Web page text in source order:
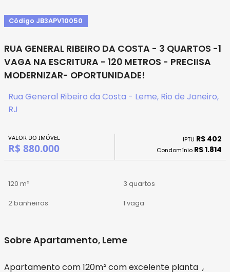
Código JB3APV10050
RUA GENERAL RIBEIRO DA COSTA - 3 QUARTOS -1
VAGA NA ESCRITURA - 120 METROS - PRECIISA
MODERNIZAR- OPORTUNIDADE!
Rua General Ribeiro da Costa - Leme, Rio de Janeiro,
RJ
VALOR DO IMÓVEL
R$ 880.000
IPTU R$ 402
Condomínio R$ 1.814
120 m² 3 quartos
2 banheiros 1 vaga
Sobre Apartamento, Leme
Apartamento com 120m² com excelente planta ,